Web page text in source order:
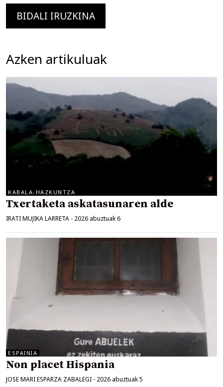
Azken artikuluak
KABALA-HAZKUNTZA
Txertaketa askatasunaren alde
IRATI MUJIKA LARRETA - 2026 abuztuak 6
ESPAINIA
Non placet Hispania
JOSE MARI ESPARZA ZABALEGI - 2026 abuztuak 5